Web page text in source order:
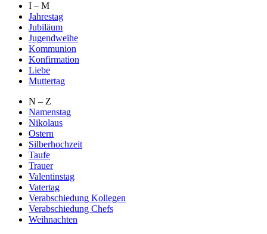
I – M
Jahrestag
Jubiläum
Jugendweihe
Kommunion
Konfirmation
Liebe
Muttertag
N – Z
Namenstag
Nikolaus
Ostern
Silberhochzeit
Taufe
Trauer
Valentinstag
Vatertag
Verabschiedung Kollegen
Verabschiedung Chefs
Weihnachten